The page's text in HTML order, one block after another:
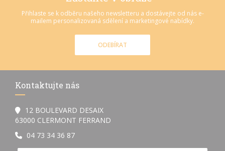
Přihlaste se k odběru našeho newsletteru a dostávejte od nás e-
mailem personalizovaná sdělení a marketingové nabídky.
ODEBÍRAT
Kontaktujte nás
12 BOULEVARD DESAIX
63000 CLERMONT FERRAND
04 73 34 36 87